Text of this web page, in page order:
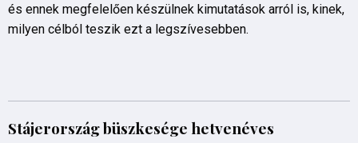
és ennek megfelelően készülnek kimutatások arról is, kinek,
milyen célból teszik ezt a legszívesebben.
Stájerország büszkesége hetvenéves